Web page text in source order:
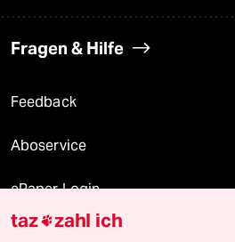
Fragen & Hilfe
Feedback
Aboservice
ePaper Login
Downloads für Abonnierende
taz zahl ich